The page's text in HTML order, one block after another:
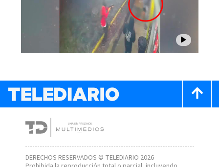
DERECHOS RESERVADOS © TELEDIARIO 2026